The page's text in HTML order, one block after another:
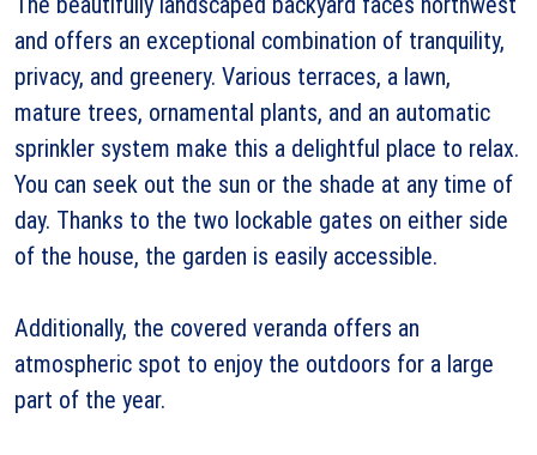
and offers an exceptional combination of tranquility,
privacy, and greenery. Various terraces, a lawn,
mature trees, ornamental plants, and an automatic
sprinkler system make this a delightful place to relax.
You can seek out the sun or the shade at any time of
day. Thanks to the two lockable gates on either side
of the house, the garden is easily accessible.
Additionally, the covered veranda offers an
atmospheric spot to enjoy the outdoors for a large
part of the year.